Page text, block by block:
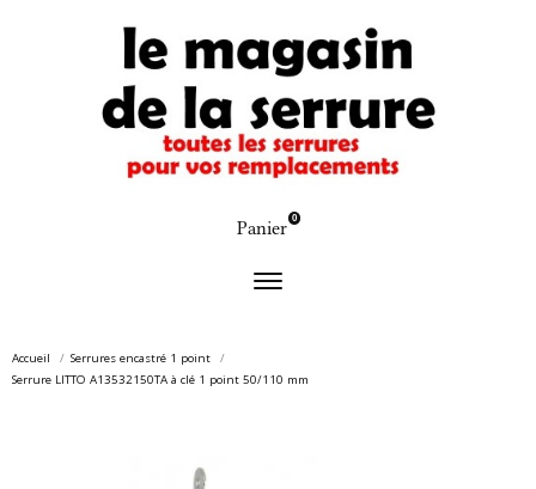
Panier 0
Accueil
Serrures encastré 1 point
Serrure LITTO A13532150TA à clé 1 point 50/110 mm